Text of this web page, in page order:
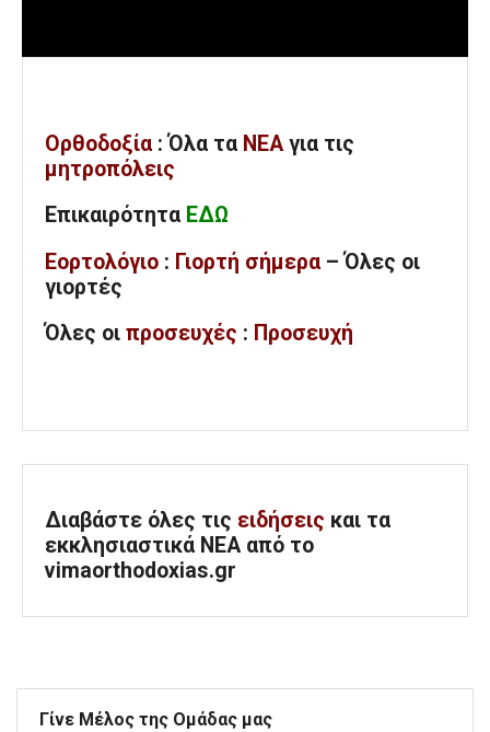
Ορθοδοξία : Όλα τα ΝΕΑ για τις
μητροπόλεις
Επικαιρότητα ΕΔΩ
Εορτολόγιο : Γιορτή σήμερα – Όλες οι
γιορτές
Όλες οι προσευχές : Προσευχή
Διαβάστε όλες τις ειδήσεις και τα
εκκλησιαστικά ΝΕΑ από το
vimaorthodoxias.gr
Γίνε Μέλος της Ομάδας μας